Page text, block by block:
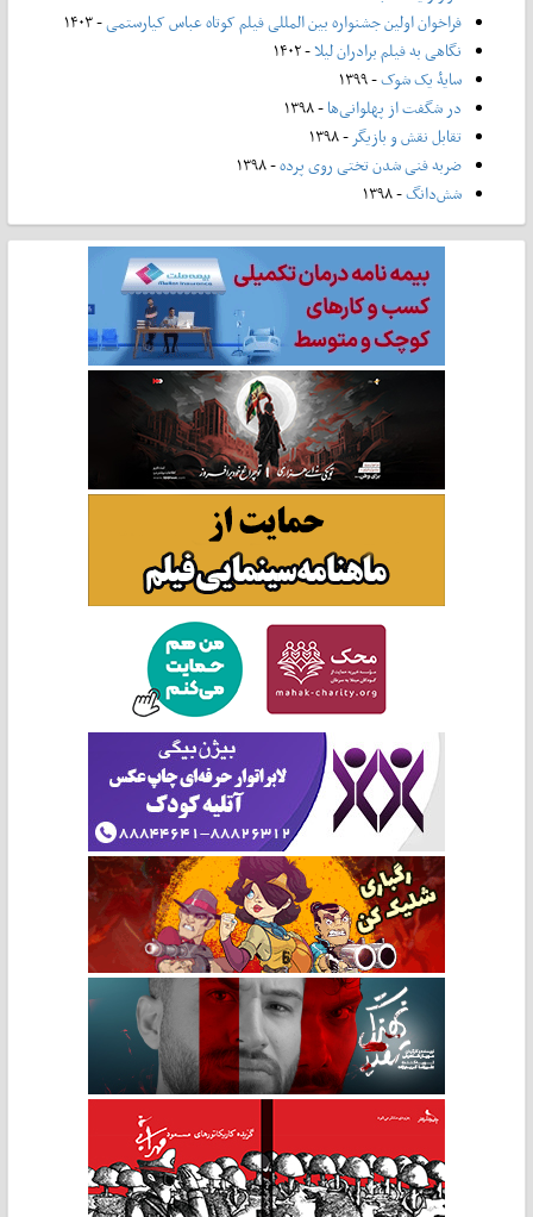
فراخوان اولین جشنواره بین المللی فیلم کوتاه عباس کیارستمی- ۱۴۰۳
نگاهی به فیلم برادران لیلا- ۱۴۰۲
سایۀ یک شوک- ۱۳۹۹
در شگفت از پهلوانی‌ها- ۱۳۹۸
تقابل نقش و بازیگر- ۱۳۹۸
ضربه فنی شدن تختی روی پرده- ۱۳۹۸
شش‌دانگ- ۱۳۹۸